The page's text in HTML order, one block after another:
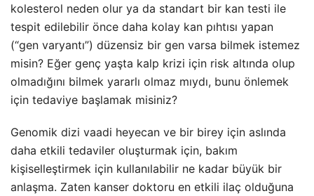
kolesterol neden olur ya da standart bir kan testi ile
tespit edilebilir önce daha kolay kan pıhtısı yapan
(“gen varyantı”) düzensiz bir gen varsa bilmek istemez
misin? Eğer genç yaşta kalp krizi için risk altında olup
olmadığını bilmek yararlı olmaz mıydı, bunu önlemek
için tedaviye başlamak misiniz?
Genomik dizi vaadi heyecan ve bir birey için aslında
daha etkili tedaviler oluşturmak için, bakım
kişiselleştirmek için kullanılabilir ne kadar büyük bir
anlaşma. Zaten kanser doktoru en etkili ilaç olduğuna